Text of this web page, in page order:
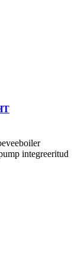
integreeritud